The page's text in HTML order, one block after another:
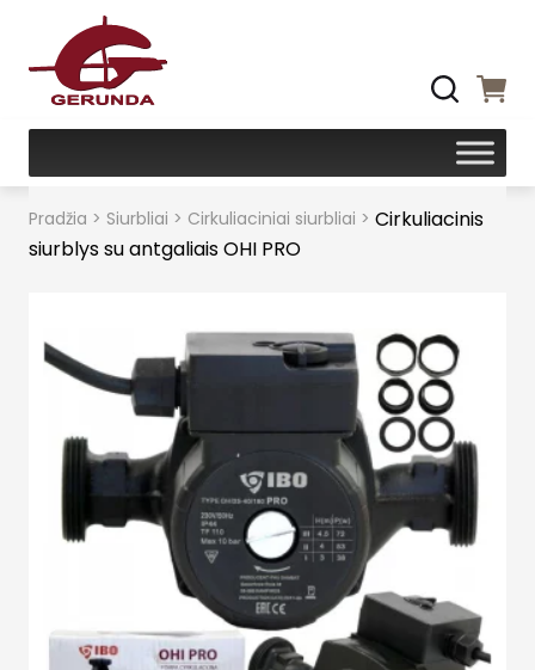
Pradžia > Siurbliai > Cirkuliaciniai siurbliai > Cirkuliacinis
siurblys su antgaliais OHI PRO